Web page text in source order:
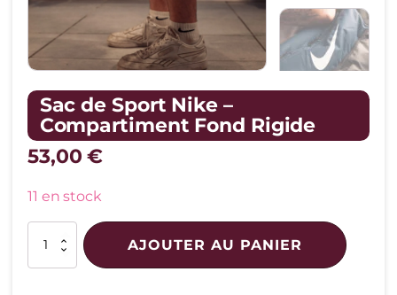
Sac de Sport Nike –
Compartiment Fond Rigide
53,00€
11 en stock
quantité
Sac
AJOUTER AU PANIER